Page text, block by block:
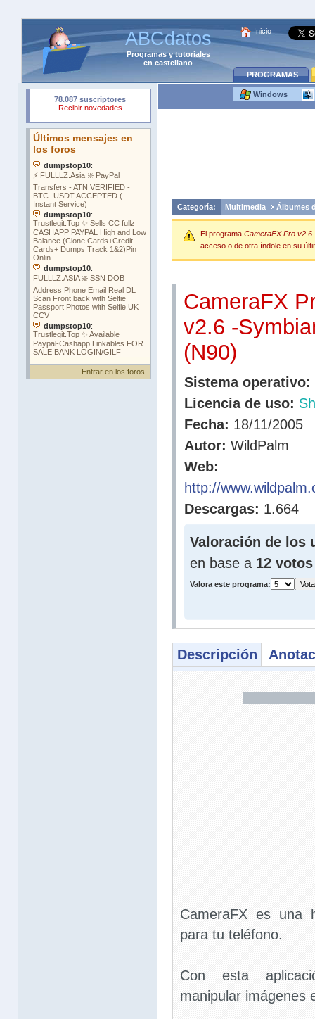
ABCdatos
Programasytutoriales
en castellano
Inicio
PROGRAMAS
Entrar en los foros
Windows
Categoría: Multimedia Álbumes
El programa CameraFX Pro v2.6
acceso o de otra índole en su
CameraFX
v2.6 -
(N90)
Sistema operativo:
Licencia de uso:
Fecha: 18/11/2005
Autor: WildPalm
Web:
http://
Descargas: 1.664
Valoración de los
en base a 12 votos
Valora este programa:
Descripción
CameraFX es una
para tu teléfono.
Con esta
manipular imágenes